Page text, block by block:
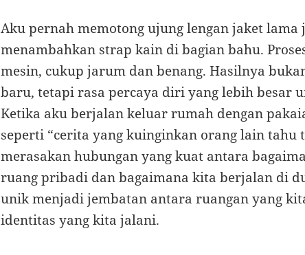
Aku pernah memotong ujung lengan jaket
menambahkan strap kain di bagian bahu.
mesin, cukup jarum dan benang. Hasilnya
baru, tetapi rasa percaya diri yang lebih besar
Ketika aku berjalan keluar rumah dengan
seperti “cerita yang kuinginkan orang lain tahu
merasakan hubungan yang kuat antara
ruang pribadi dan bagaimana kita berjalan di
unik menjadi jembatan antara ruangan yang
identitas yang kita jalani.